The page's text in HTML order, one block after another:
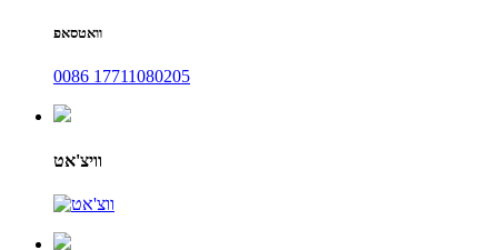
וואטסאפ
0086 17711080205
וויצ'אט